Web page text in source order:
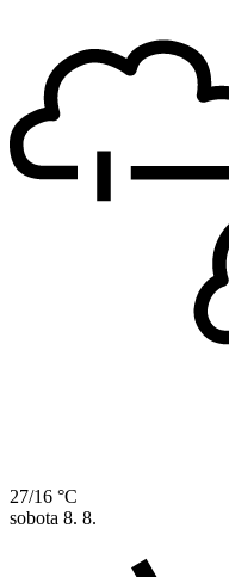
27/16 °C
sobota 8. 8.